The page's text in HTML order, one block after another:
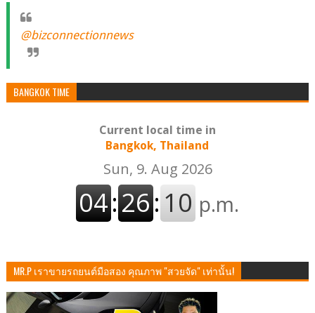
@bizconnectionnews
BANGKOK TIME
Current local time in
Bangkok, Thailand
MR.P เราขายรถยนต์มือสอง คุณภาพ "สวยจัด" เท่านั้น!